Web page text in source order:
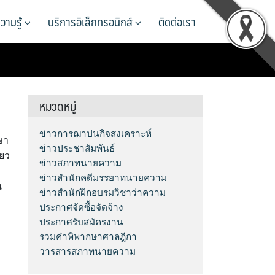
ามรู้ บริการอิเล็กทรอนิกส์ ติดต่อเรา
า
ว
หมวดหมู่
ข่าวการฌาปนกิจสงเคราะห์
ข่าวประชาสัมพันธ์
ข่าวสภาทนายความ
ข่าวสำนักคดีมรรยาทนายความ
ข่าวสำนักฝึกอบรมวิชาว่าความ
ประกาศจัดซื้อจัดจ้าง
ประกาศรับสมัครงาน
รวมคำพิพากษาศาลฎีกา
วารสารสภาทนายความ